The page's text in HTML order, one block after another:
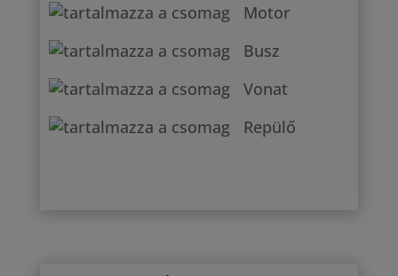
Motor
Busz
Vonat
Repülő